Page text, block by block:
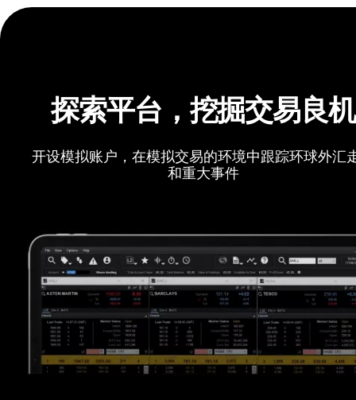
探索平台，挖掘交易良机
开设模拟账户，在模拟交易的环境中跟踪环球外汇
和重大事件